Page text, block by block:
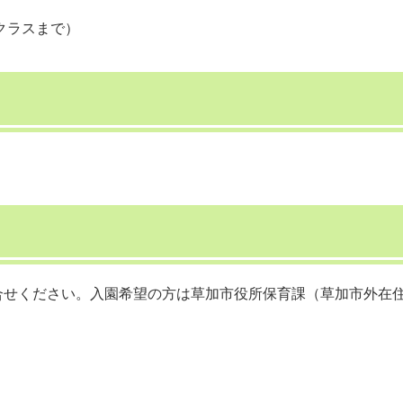
スまで）
ください。入園希望の方は草加市役所保育課（草加市外在